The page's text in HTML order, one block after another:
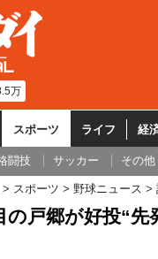
万
スポーツ ライフ 経
闘技 サッカー その他
スポーツ 野球ニュース
の戸郷が好投“